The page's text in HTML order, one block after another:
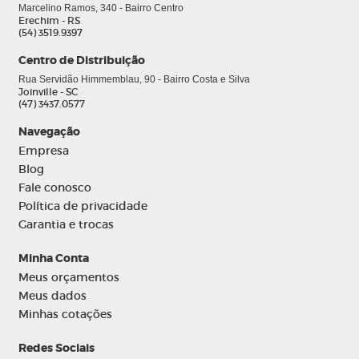
Marcelino Ramos, 340 - Bairro Centro
Erechim - RS
(54) 3519.9397
Centro de Distribuição
Rua Servidão Himmemblau, 90 - Bairro Costa e Silva
Joinville - SC
(47) 3437.0577
Navegação
Empresa
Blog
Fale conosco
Política de privacidade
Garantia e trocas
Minha Conta
Meus orçamentos
Meus dados
Minhas cotações
Redes Sociais